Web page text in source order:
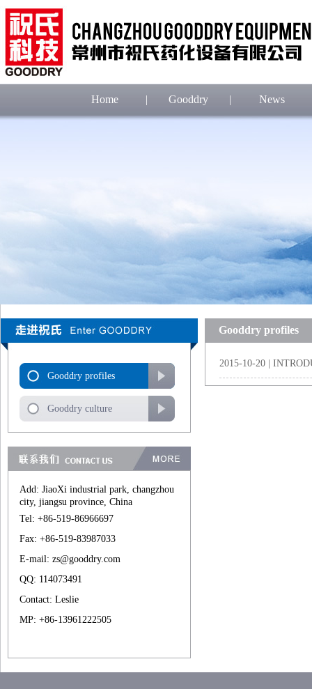
Home | Gooddry | News
Gooddry profiles
Gooddry culture
Add: JiaoXi industrial park, changzhou
city, jiangsu province, China
Tel: +86-519-86966697
Fax: +86-519-83987033
E-mail: zs@gooddry.com
QQ: 114073491
Contact: Leslie
MP: +86-13961222505
Gooddry profiles
2015-10-20 |